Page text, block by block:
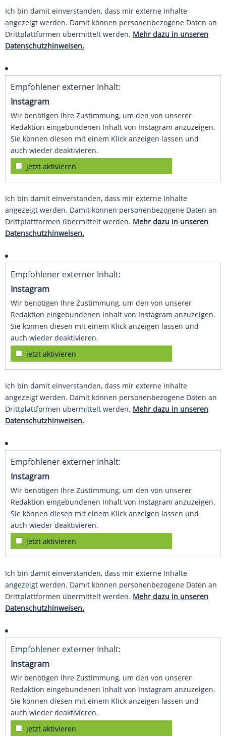
Ich bin damit einverstanden, dass mir externe Inhalte
angezeigt werden. Damit können personenbezogene Daten an
Drittplattformen übermittelt werden. Mehr dazu in unseren
Datenschutzhinweisen.
Empfohlener externer Inhalt:
Instagram
Wir benötigen Ihre Zustimmung, um den von unserer
Redaktion eingebundenen Inhalt von Instagram anzuzeigen.
Sie können diesen mit einem Klick anzeigen lassen und
auch wieder deaktivieren.
jetzt aktivieren
Ich bin damit einverstanden, dass mir externe Inhalte
angezeigt werden. Damit können personenbezogene Daten an
Drittplattformen übermittelt werden. Mehr dazu in unseren
Datenschutzhinweisen.
Empfohlener externer Inhalt:
Instagram
Wir benötigen Ihre Zustimmung, um den von unserer
Redaktion eingebundenen Inhalt von Instagram anzuzeigen.
Sie können diesen mit einem Klick anzeigen lassen und
auch wieder deaktivieren.
jetzt aktivieren
Ich bin damit einverstanden, dass mir externe Inhalte
angezeigt werden. Damit können personenbezogene Daten an
Drittplattformen übermittelt werden. Mehr dazu in unseren
Datenschutzhinweisen.
Empfohlener externer Inhalt:
Instagram
Wir benötigen Ihre Zustimmung, um den von unserer
Redaktion eingebundenen Inhalt von Instagram anzuzeigen.
Sie können diesen mit einem Klick anzeigen lassen und
auch wieder deaktivieren.
jetzt aktivieren
Ich bin damit einverstanden, dass mir externe Inhalte
angezeigt werden. Damit können personenbezogene Daten an
Drittplattformen übermittelt werden. Mehr dazu in unseren
Datenschutzhinweisen.
Empfohlener externer Inhalt:
Instagram
Wir benötigen Ihre Zustimmung, um den von unserer
Redaktion eingebundenen Inhalt von Instagram anzuzeigen.
Sie können diesen mit einem Klick anzeigen lassen und
auch wieder deaktivieren.
jetzt aktivieren